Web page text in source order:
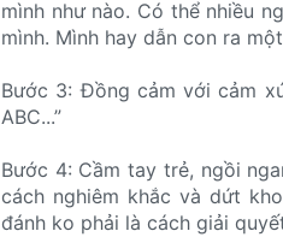
mình như nào. Có thể nhiều
mình. Mình hay dẫn con ra
Bước 3: Đồng cảm với cảm
ABC...”
Bước 4: Cầm tay trẻ, ngồi
cách nghiêm khắc và dứt
đánh ko phải là cách giải